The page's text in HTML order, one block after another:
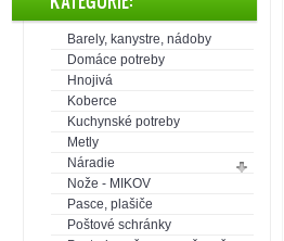
Barely, kanystre, nádoby
Domáce potreby
Hnojivá
Koberce
Kuchynské potreby
Metly
Náradie
Nože - MIKOV
Pasce, plašiče
Poštové schránky